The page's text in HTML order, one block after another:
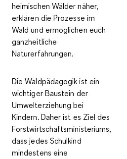
heimischen Wälder näher,
erklären die Prozesse im
Wald und ermöglichen euch
ganzheitliche
Naturerfahrungen.
Die Waldpädagogik ist ein
wichtiger Baustein der
Umwelterziehung bei
Kindern. Daher ist es Ziel des
Forstwirtschaftsministeriums,
dass jedes Schulkind
mindestens eine